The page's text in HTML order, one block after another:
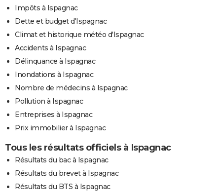
Impôts à Ispagnac
Dette et budget d'Ispagnac
Climat et historique météo d'Ispagnac
Accidents à Ispagnac
Délinquance à Ispagnac
Inondations à Ispagnac
Nombre de médecins à Ispagnac
Pollution à Ispagnac
Entreprises à Ispagnac
Prix immobilier à Ispagnac
Tous les résultats officiels à Ispagnac
Résultats du bac à Ispagnac
Résultats du brevet à Ispagnac
Résultats du BTS à Ispagnac